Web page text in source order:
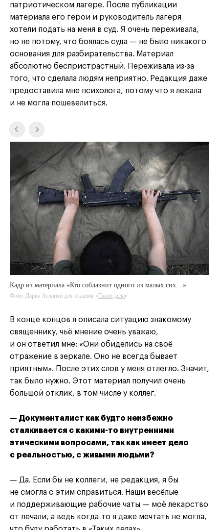
патриотическом лагере. После публикации
материала его герои и руководитель лагеря
хотели подать на меня в суд. Я очень переживала,
но не потому, что боялась суда — не было никакого
основания для разбирательства. Материал
абсолютно беспристрастный. Переживала из-за
того, что сделала людям неприятно. Редакция даже
предоставила мне психолога, потому что я лежала
и не могла пошевелиться.
Кадр из материала «Кто соблазнит одного из малых сих…»
Фото: Дарья Асланян для издания «Такие дела»
Такие дела
Такие дела
В конце концов я описала ситуацию знакомому
священнику, чьё мнение очень уважаю,
и он ответил мне: «Они обиделись на своё
отражение в зеркале. Оно не всегда бывает
приятным». После этих слов у меня отлегло. Значит,
так было нужно. Этот материал получил очень
большой отклик, в том числе у коллег.
— Документалист как будто неизбежно
сталкивается с какими-то внутренними
этическими вопросами, так как имеет дело
с реальностью, с живыми людьми?
— Да. Если бы не коллеги, не редакция, я бы
не смогла с этим справиться. Наши весёлые
и поддерживающие рабочие чаты — моё лекарство
от печали, а ведь когда-то я даже мечтать не могла,